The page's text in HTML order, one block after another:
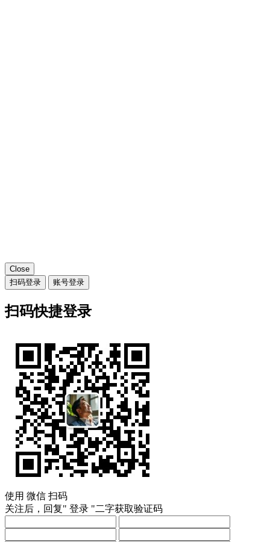
Close
扫码登录
账号登录
扫码快捷登录
使用 微信 扫码
关注后，回复" 登录 "二字获取验证码